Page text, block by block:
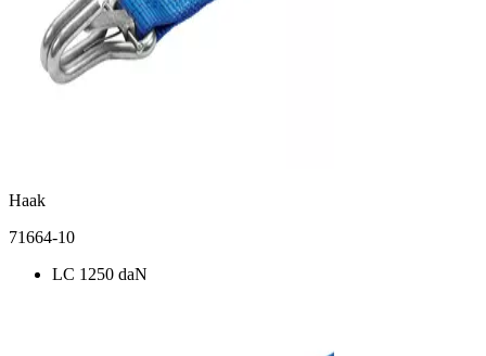
Haak
71664-10
LC 1250 daN